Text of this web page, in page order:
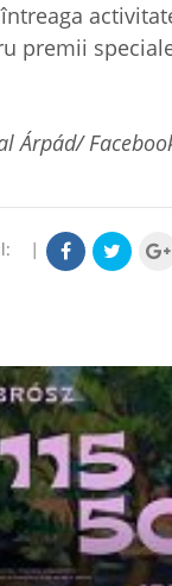
premii
Árpád/
|